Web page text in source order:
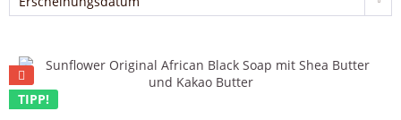
TIPP!